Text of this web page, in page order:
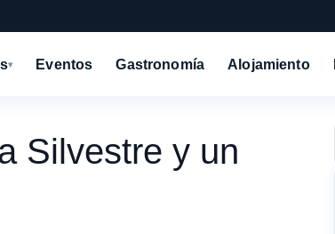
▾ Eventos Gastronomía Alojamiento
Silvestre y un